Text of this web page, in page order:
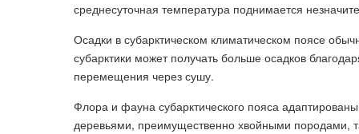
среднесуточная температура поднимается
Осадки в субарктическом климатическом поясе
субарктики может получать больше осадков
перемещения через сушу.
Флора и фауна субарктического пояса
деревьями, преимущественно хвойными породами,